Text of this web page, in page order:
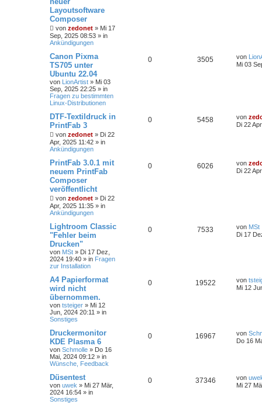
Layoutsoftware
Composer
von zedonet » Mi 17
Sep, 2025 08:53 » in
Ankündigungen
Canon Pixma
TS705 unter
Ubuntu 22.04
von LionArtist » Mi 03
Sep, 2025 22:25 » in
Fragen zu bestimmten
Linux-Distributionen
0 3505 von
Mi 03
DTF-Textildruck in
PrintFab 3
von zedonet » Di 22
Apr, 2025 11:42 » in
Ankündigungen
0 5458 von
Di 22
PrintFab 3.0.1 mit
neuem PrintFab
Composer
veröffentlicht
von zedonet » Di 22
Apr, 2025 11:35 » in
Ankündigungen
0 6026 von
Di 22
Lightroom Classic
"Fehler beim
Drucken"
von MSt » Di 17 Dez,
2024 19:40 » in Fragen
zur Installation
0 7533 von MSt
Di 17
A4 Papierformat
wird nicht
übernommen.
von tsteiger » Mi 12
Jun, 2024 20:11 » in
Sonstiges
0 19522 von
Mi 12
Druckermonitor
KDE Plasma 6
von Schmolle » Do 16
Mai, 2024 09:12 » in
Wünsche, Feedback
0 16967 von
Do 16
Düsentest
von uwek » Mi 27 Mär,
2024 16:54 » in
Sonstiges
0 37346 von
Mi 27